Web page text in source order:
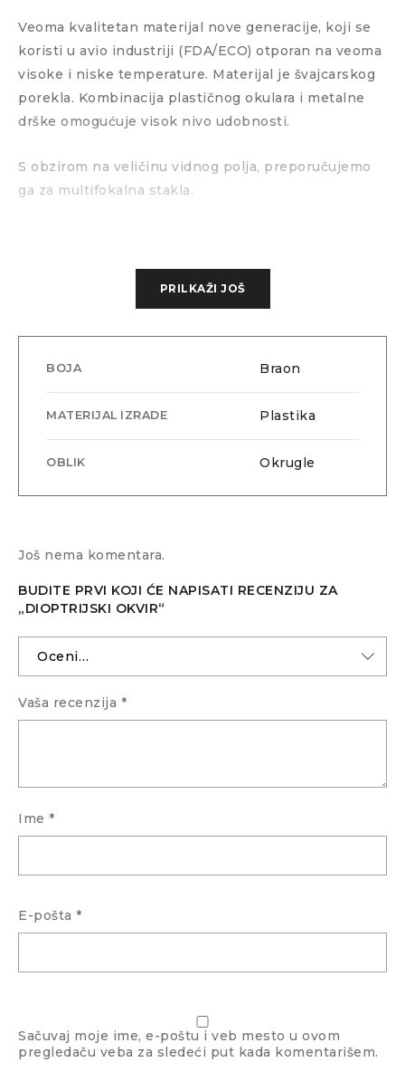
Veoma kvalitetan materijal nove generacije, koji se
koristi u avio industriji (FDA/ECO) otporan na veoma
visoke i niske temperature. Materijal je švajcarskog
porekla. Kombinacija plastičnog okulara i metalne
drške omogućuje visok nivo udobnosti.
S obzirom na veličinu vidnog polja, preporučujemo
ga za multifokalna stakla.
Dimenzije: 54/18/141
PRILKAŽI JOŠ
BOJA Braon
MATERIJAL IZRADE Plastika
OBLIK Okrugle
Još nema komentara.
BUDITE PRVI KOJI ĆE NAPISATI RECENZIJU ZA
„DIOPTRIJSKI OKVIR“
Vaša recenzija *
Ime *
E-pošta *
Sačuvaj moje ime, e-poštu i veb mesto u ovom
pregledaču veba za sledeći put kada komentarišem.